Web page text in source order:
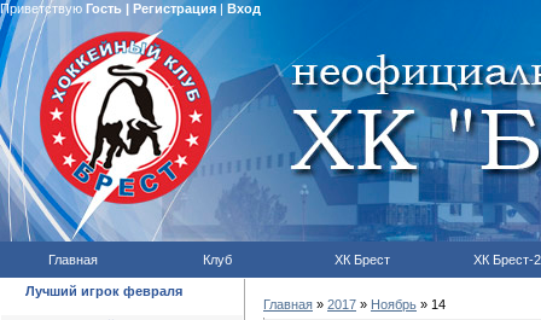
Приветствую Гость | Регистрация| Вход
Главная Клуб ХК Брест ХК Брест-2
Лучший игрок февраля
Главная » 2017 » Ноябрь » 14